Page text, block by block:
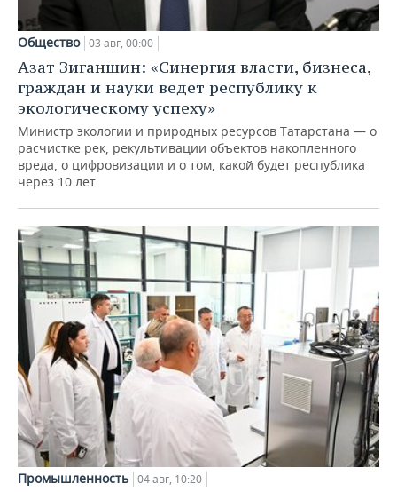
Общество 03 авг, 00:00
Азат Зиганшин: «Синергия власти, бизнеса,
граждан и науки ведет республику к
экологическому успеху»
Министр экологии и природных ресурсов Татарстана — о
расчистке рек, рекультивации объектов накопленного
вреда, о цифровизации и о том, какой будет республика
через 10 лет
Промышленность 04 авг, 10:20